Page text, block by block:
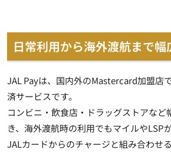
日常利用から海外渡航まで幅
JAL Payは、国内外のMastercard加盟店
済サービスです。
コンビニ・飲食店・ドラッグストアなど
き、海外渡航時の利用でもマイルやLSP
JALカードからのチャージと組み合わせ